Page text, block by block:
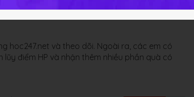
hoc247.net và theo dõi. Ngoài ra, các em có
điểm HP và nhận thêm nhiều phần quà có